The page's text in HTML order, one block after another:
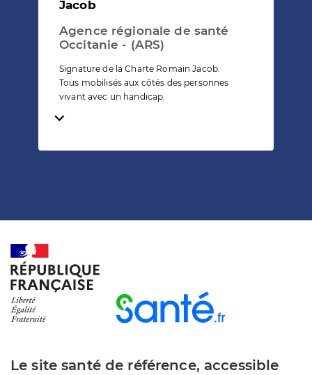
Jacob
Agence régionale de santé
Occitanie - (ARS)
Signature de la Charte Romain Jacob.
Tous mobilisés aux côtés des personnes
vivant avec un handicap.
Temps de lecture
Le site santé de référence, accessible